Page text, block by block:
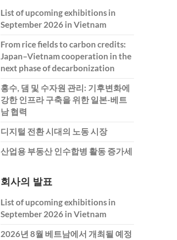
List of upcoming exhibitions in
September 2026 in Vietnam
From rice fields to carbon credits:
Japan–Vietnam cooperation in the
next phase of decarbonization
홍수, 댐 및 수자원 관리: 기후변화에
강한 인프라 구축을 위한 일본-베트
남 협력
디지털 전환 시대의 노동 시장
산업용 부동산 인수합병 활동 증가세
회사의 발표
List of upcoming exhibitions in
September 2026 in Vietnam
2026년 8월 베트남에서 개최될 예정